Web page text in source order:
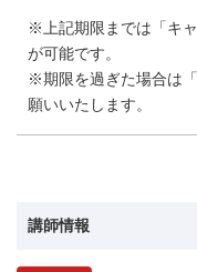
※上記期限までは「キ
が可能です。
※期限を過ぎた場合は
願いいたします。
講師情報